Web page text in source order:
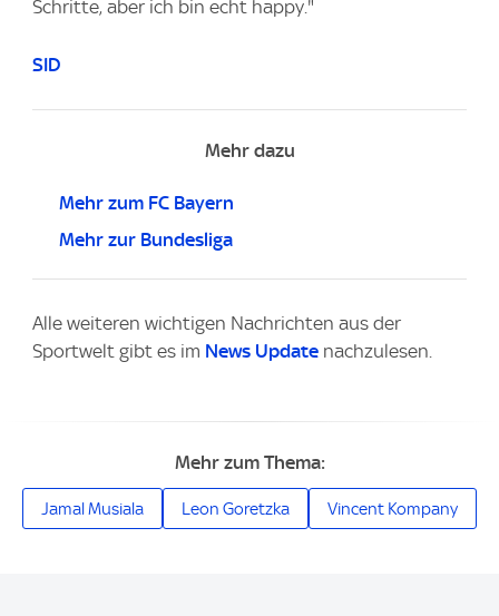
Schritte, aber ich bin echt happy."
SID
Mehr dazu
Mehr zum FC Bayern
Mehr zur Bundesliga
Alle weiteren wichtigen Nachrichten aus der
Sportwelt gibt es im News Update nachzulesen.
Mehr zum Thema:
Jamal Musiala Leon Goretzka Vincent Kompany